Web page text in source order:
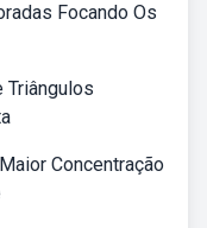
Focando Os
Triângulos
Concentração